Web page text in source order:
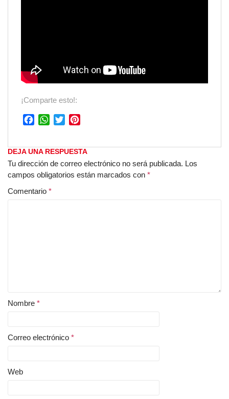
¡Comparte esto!:
e
b
o
W
t
s
A
p
t
t
e
t
e
r
DEJA UNA RESPUESTA
Tu dirección de correo electrónico no será publicada. Los
campos obligatorios están marcados con *
Comentario *
Nombre *
Correo electrónico *
Web